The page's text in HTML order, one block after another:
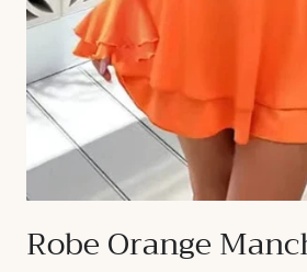
média
1
Robe Orange